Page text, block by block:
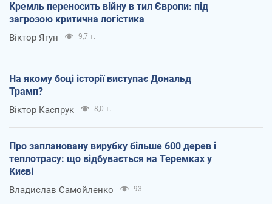
Кремль переносить війну в тил Європи: під
загрозою критична логістика
Віктор Ягун 9,7 т.
На якому боці історії виступає Дональд
Трамп?
Віктор Каспрук 8,0 т.
Про заплановану вирубку більше 600 дерев і
теплотрасу: що відбувається на Теремках у
Києві
Владислав Самойленко 93